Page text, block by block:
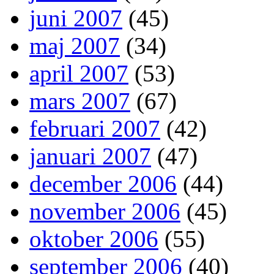
juni 2007 (45)
maj 2007 (34)
april 2007 (53)
mars 2007 (67)
februari 2007 (42)
januari 2007 (47)
december 2006 (44)
november 2006 (45)
oktober 2006 (55)
september 2006 (40)